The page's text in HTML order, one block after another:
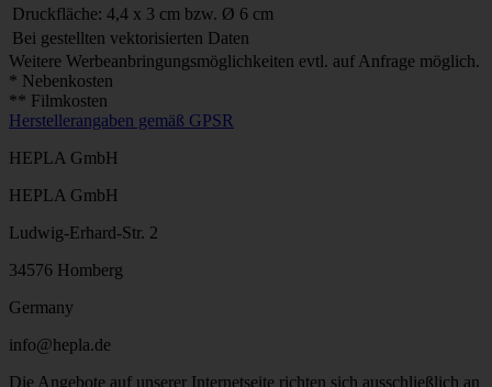
Druckfläche: 4,4 x 3 cm bzw. Ø 6 cm
Bei gestellten vektorisierten Daten
Weitere Werbeanbringungsmöglichkeiten evtl. auf Anfrage möglich.
* Nebenkosten
** Filmkosten
Herstellerangaben gemäß GPSR
HEPLA GmbH
HEPLA GmbH
Ludwig-Erhard-Str. 2
34576 Homberg
Germany
info@hepla.de
Die Angebote auf unserer Internetseite richten sich ausschließlich an